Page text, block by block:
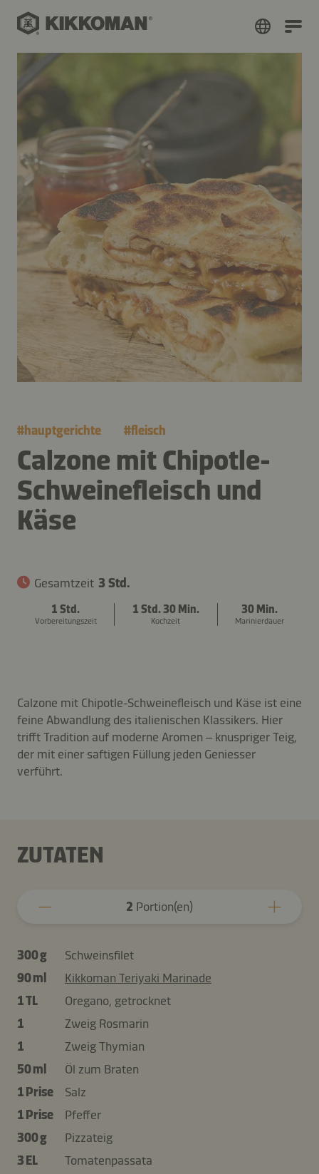
#hauptgerichte #fleisch
Calzone mit Chipotle-
Schweinefleisch und
Käse
Gesamtzeit 3 Std.
1 Std.
Vorbereitungszeit
1 Std. 30 Min.
Kochzeit
30 Min.
Marinierdauer
Calzone mit Chipotle-Schweinefleisch und Käse ist eine
feine Abwandlung des italienischen Klassikers. Hier
trifft Tradition auf moderne Aromen – knuspriger Teig,
der mit einer saftigen Füllung jeden Geniesser
verführt.
ZUTATEN
2 Portion(en)
300 g
Schweinsfilet
90 ml
Kikkoman Teriyaki Marinade
1 TL
Oregano, getrocknet
1
Zweig Rosmarin
1
Zweig Thymian
50 ml
Öl zum Braten
1 Prise
Salz
1 Prise
Pfeffer
300 g
Pizzateig
3 EL
Tomatenpassata